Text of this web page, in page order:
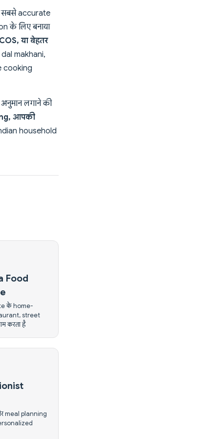
सबसे accurate
के लिए बनाया
या बेहतर
makhani,
cooking
लगाने की
आपकी
household
Food
के home-
street
करता है
meal planning